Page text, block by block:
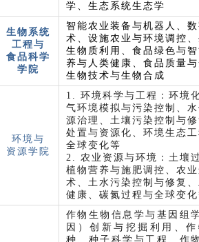
学、生态系统生态学
生物系统
工程与
食品科学
学院
智能农业装备与机器人、
术、设施农业与环境调控
生物质利用、食品绿色与
养与人类健康、食品质量
生物技术与生物合成
环境与
资源学院
1. 环境科学与工程： 环境
气环境模拟与污染控制、
源治理、土壤污染控制与
处置与资源化、环境生态
全球变化等
2. 农业资源与环境： 土壤
植物营养与施肥调控、农
术、土水污染控制与修复
健康、碳氮过程与全球变化
作物生物信息学与基因组
因）创新与挖掘利用、
种、种子科学与工程、作